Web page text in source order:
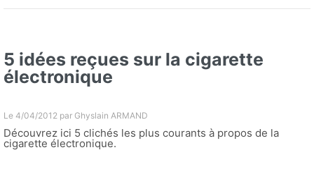
5 idées reçues sur la cigarette
électronique
Le 4/04/2012 par Ghyslain ARMAND
Découvrez ici 5 clichés les plus courants à propos de la
cigarette électronique.